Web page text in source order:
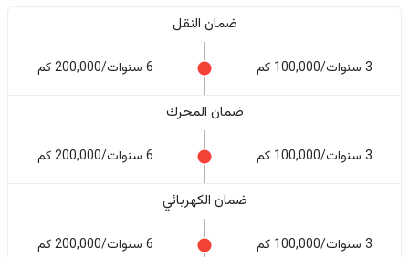
ضمان النقل
3 سنوات/100,000 كم 6 سنوات/200,000 كم
ضمان المحرك
3 سنوات/100,000 كم 6 سنوات/200,000 كم
ضمان الكهربائي
3 سنوات/100,000 كم 6 سنوات/200,000 كم